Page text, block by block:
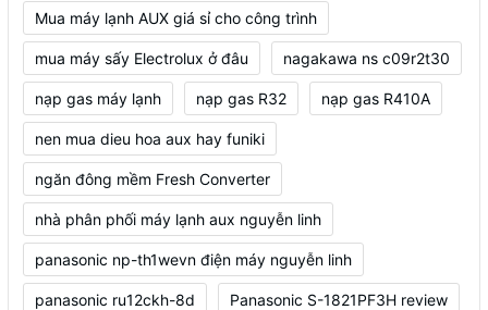
Mua máy lạnh AUX giá sỉ cho công trình
mua máy sấy Electrolux ở đâu nagakawa ns c09r2t30
nạp gas máy lạnh nạp gas R32 nạp gas R410A
nen mua dieu hoa aux hay funiki
ngăn đông mềm Fresh Converter
nhà phân phối máy lạnh aux nguyễn linh
panasonic np-th1wevn điện máy nguyễn linh
panasonic ru12ckh-8d Panasonic S-1821PF3H review